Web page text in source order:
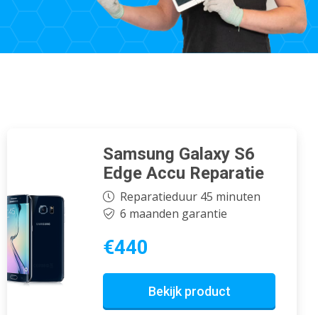
Samsung Galaxy S6
Edge Accu Reparatie
Reparatieduur 45 minuten
6 maanden garantie
€440
Bekijk product